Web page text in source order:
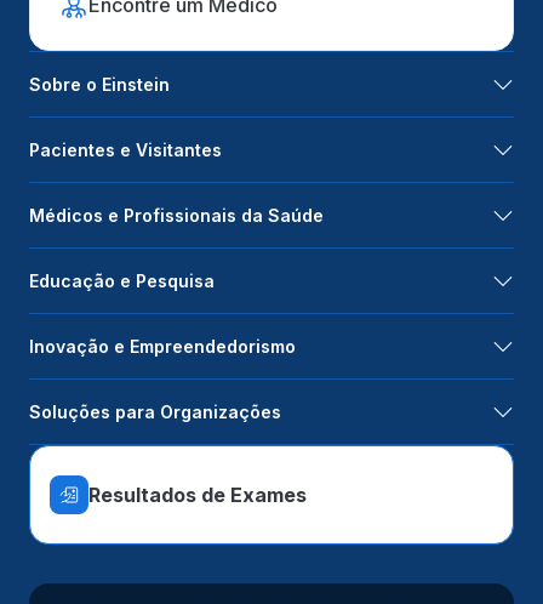
Encontre um Médico
Sobre o Einstein
Pacientes e Visitantes
Médicos e Profissionais da Saúde
Educação e Pesquisa
Inovação e Empreendedorismo
Soluções para Organizações
Resultados de Exames